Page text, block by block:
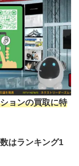
ョンの買取に特
はランキング1